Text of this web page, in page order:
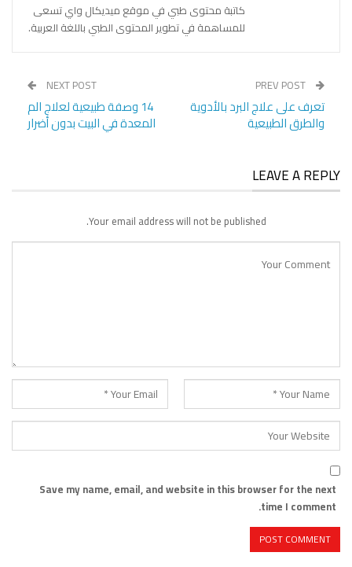
كاتبة محتوى طبي في موقع ميديكال واي تسعى
للمساهمة في تطوير المحتوى الطبي باللغة العربية.
تعرف على علاج البرد بالأدوية
والطرق الطبيعية
NEXT POST
14 وصفة طبيعية لعلاج الم
المعدة في البيت بدون أضرار
LEAVE A REPLY
Your email address will not be published.
Save my name, email, and website in this browser for the next
time I comment.